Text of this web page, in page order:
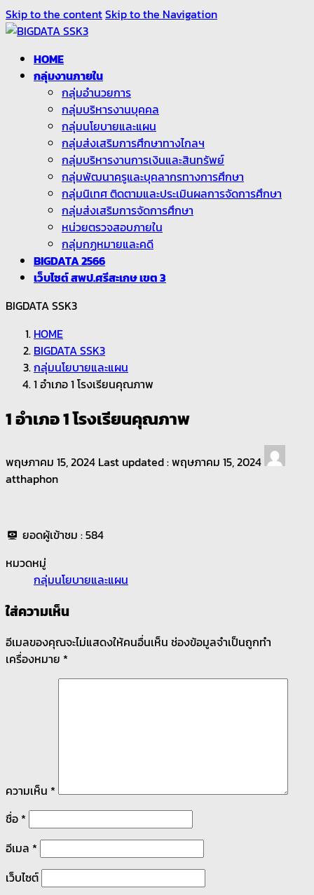
Skip to the contentSkip to the Navigation
HOME
กลุ่มงานภายใน
กลุ่มอำนวยการ
กลุ่มบริหารงานบุคคล
กลุ่มนโยบายและแผน
กลุ่มส่งเสริมการศึกษาทางไกลฯ
กลุ่มบริหารงานการเงินและสินทรัพย์
กลุ่มพัฒนาครูและบุคลากรทางการศึกษา
กลุ่มนิเทศ ติดตามและประเมินผลการจัดการศึกษา
กลุ่มส่งเสริมการจัดการศึกษา
หน่วยตรวจสอบภายใน
กลุ่มกฏหมายและคดี
BIGDATA 2566
เว็บไซต์ สพป.ศรีสะเกษ เขต 3
BIGDATA SSK3
HOME
BIGDATA SSK3
กลุ่มนโยบายและแผน
1 อำเภอ 1 โรงเรียนคุณภาพ
1 อำเภอ 1 โรงเรียนคุณภาพ
พฤษภาคม 15, 2024 Last updated :พฤษภาคม 15, 2024
atthaphon
ยอดผู้เข้าชม :584
หมวดหมู่
กลุ่มนโยบายและแผน
ใส่ความเห็น
อีเมลของคุณจะไม่แสดงให้คนอื่นเห็น ช่องข้อมูลจำเป็นถูกทำ
เครื่องหมาย *
ความเห็น *
ชื่อ *
อีเมล *
เว็บไซต์